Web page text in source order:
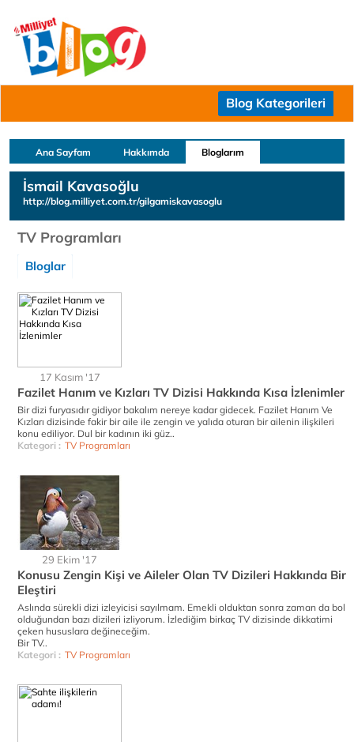
Blog Kategorileri
Ana Sayfam Hakkımda Bloglarım
İsmail Kavasoğlu
http://blog.milliyet.com.tr/gilgamiskavasoglu
TV Programları
Bloglar
17 Kasım '17
Fazilet Hanım ve Kızları TV Dizisi Hakkında Kısa İzlenimler
Bir dizi furyasıdır gidiyor bakalım nereye kadar gidecek. Fazilet Hanım Ve
Kızları dizisinde fakir bir aile ile zengin ve yalıda oturan bir ailenin ilişkileri
konu ediliyor. Dul bir kadının iki güz..
Kategori : TV Programları
29 Ekim '17
Konusu Zengin Kişi ve Aileler Olan TV Dizileri Hakkında Bir
Eleştiri
Aslında sürekli dizi izleyicisi sayılmam. Emekli olduktan sonra zaman da bol
olduğundan bazı dizileri izliyorum. İzlediğim birkaç TV dizisinde dikkatimi
çeken hususlara değineceğim.
Bir TV..
Kategori : TV Programları